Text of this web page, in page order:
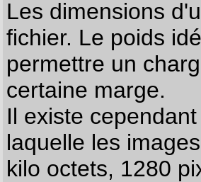
Les dimensions
fichier. Le poids
permettre un
certaine marge.
Il existe
laquelle les
kilo octets, 1280